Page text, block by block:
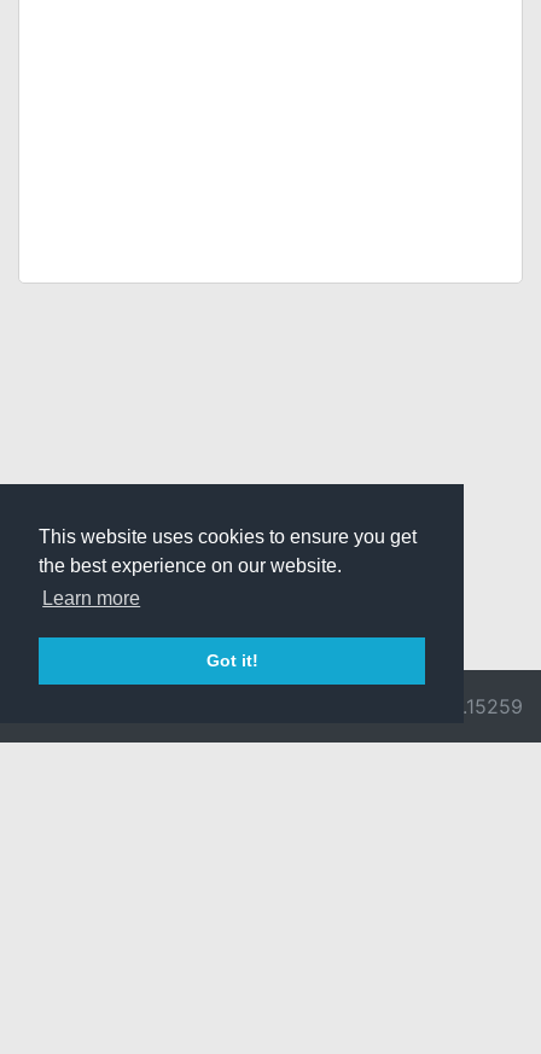
This website uses cookies to ensure you get
the best experience on our website.
Learn more
Got it!
v3.0.9692.15259